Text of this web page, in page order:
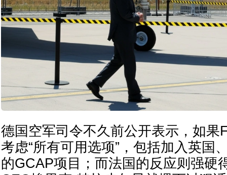
德国空军司令不久前公开表示，如果
考虑“所有可用选项”，包括加入英国
的GCAP项目；而法国的反应则强